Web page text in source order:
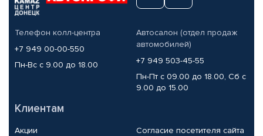
Телефон колл-центра
+7 949 00-00-550
Пн-Вс с 9.00 до 18.00
Автосалон (отдел продаж
автомобилей)
+7 949 503-45-55
Пн-Пт с 09.00 до 18.00, Сб с
9.00 до 15.00
Клиентам
Акции
Согласие посетителя сайта